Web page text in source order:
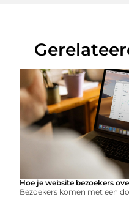
Hoe je website bezoekers
Bezoekers komen met een